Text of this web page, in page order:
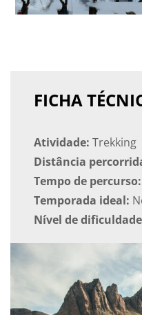
FICHA
Atividade: Trekking
Distância
Tempo de percurso:
Temporada ideal:
Nível de